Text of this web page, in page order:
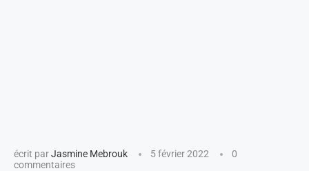
écrit parJasmine Mebrouk 5 février 2022
0
commentaires